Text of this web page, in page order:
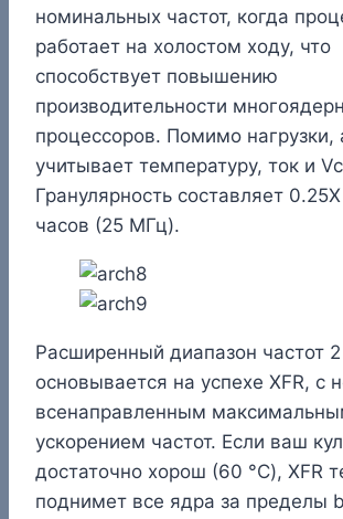
номинальных частот, когда
работает на холостом ходу, что
способствует повышению
производительности
процессоров. Помимо нагрузки,
учитывает температуру, ток и
Гранулярность составляет
часов (25 МГц).
Расширенный диапазон частот 2
основывается на успехе XFR, с
всенаправленным
ускорением частот. Если ваш
достаточно хорош (60 °C), XFR
поднимет все ядра за пределы